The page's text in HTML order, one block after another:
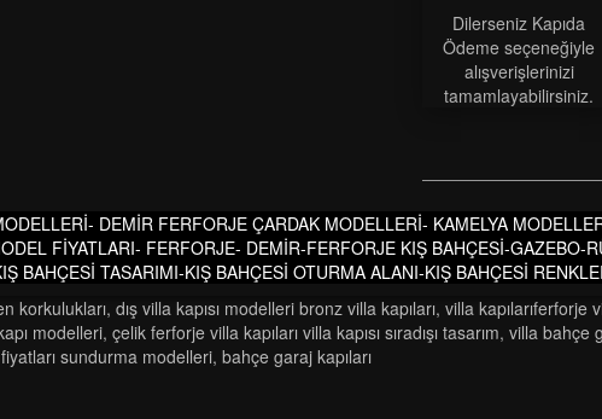
Dilerseniz Kapıda
Ödeme seçeneğiyle
alışverişlerinizi
tamamlayabilirsiniz.
DEMİR FERFORJE ÇARDAK MODELLERİ- KAMELYA
FİYATLARI- FERFORJE- DEMİR-FERFORJE KIŞ BAHÇESİ-GAZEBO-
BAHÇESİ TASARIMI-KIŞ BAHÇESİ OTURMA ALANI-KIŞ BAHÇESİ
korkuluklari, dış villa kapısı modelleri bronz villa kapıları, vi̇lla kapilariferforje
modelleri, çelik ferforje villa kapıları villa kapısı sıradışı tasarım, vi̇lla bahçe
sundurma modelleri, bahçe garaj kapıları